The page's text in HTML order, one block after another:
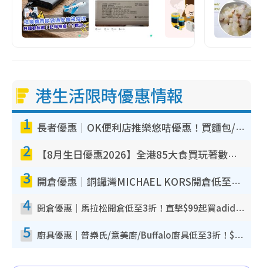
港生活限時優惠情報
1 長者優惠｜OK便利店推樂悠咭優惠！買麵包/牛奶/保健品拍卡即減
2 【8月生日優惠2026】全港85大食買玩著數攻略 自助餐/火鍋放題同行免費＋誠品/DONKI送現金券
3 開倉優惠｜銅鑼灣MICHAEL KORS開倉低至17折！直擊$500起買手袋/銀包/鞋款 必買經典Jet Set系列
4 開倉優惠｜馬拉松開倉低至3折！直擊$99起買adidas／New Balance／Puma鞋款 STANLEY保溫杯劈價至$119起
5 廚具優惠｜普樂氏/意美廚/Buffalo廚具低至3折！$89起買煎鍋／炒鑊／個人鍋 同場小家電激減至$99起